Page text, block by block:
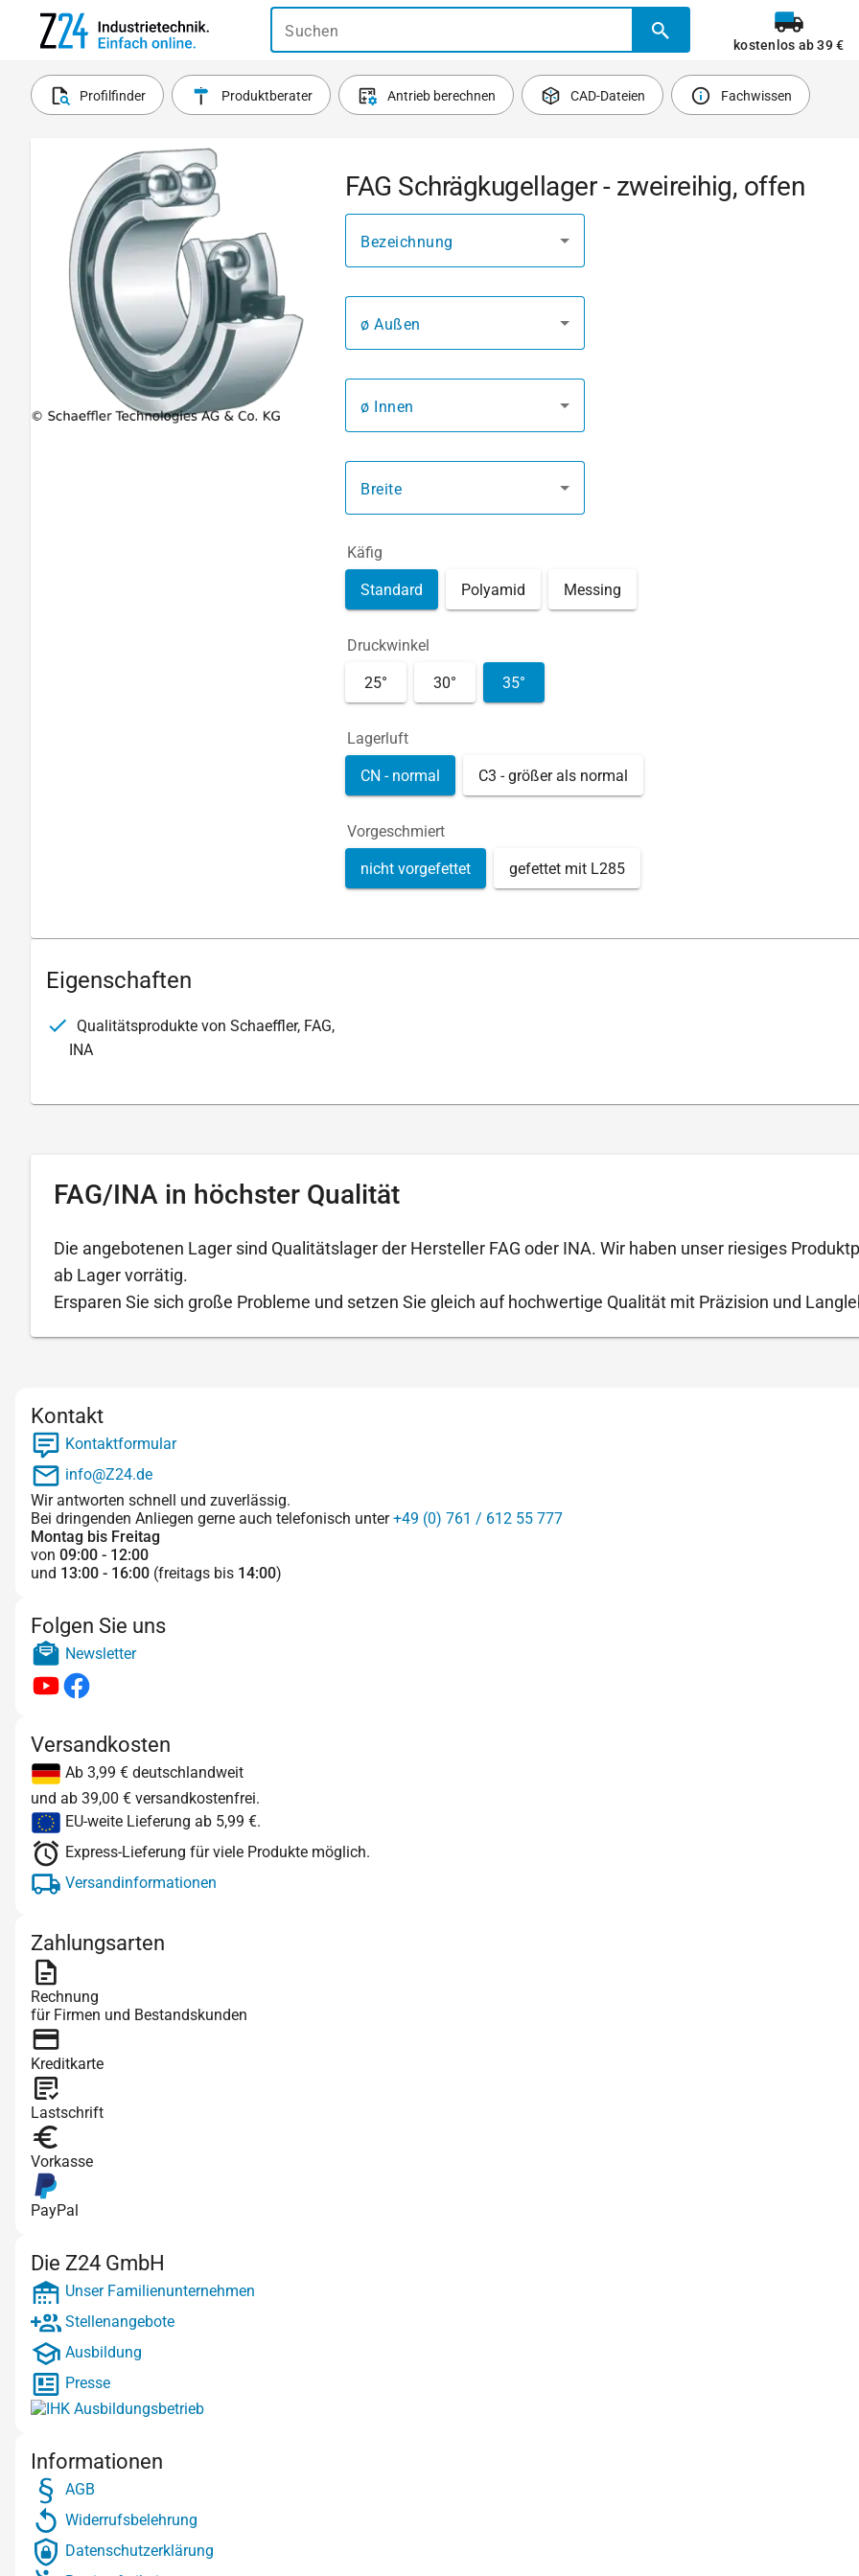
Suchen
kostenlos ab 39 €
Profilfinder Produktberater Antrieb berechnen CAD-Dateien Fachwissen
FAG Schrägkugellager - zweireihig, offen
Bezeichnung
ø Außen
ø Innen
Breite
Käfig
Standard Polyamid Messing
Druckwinkel
25° 30° 35°
Lagerluft
CN - normal C3 - größer als normal
Vorgeschmiert
nicht vorgefettet gefettet mit L285
Eigenschaften
Qualitätsprodukte von Schaeffler, FAG,
INA
FAG/INA in höchster Qualität
Die angebotenen Lager sind Qualitätslager der Hersteller FAG oder INA. Wir haben unser riesiges
ab Lager vorrätig.
Ersparen Sie sich große Probleme und setzen Sie gleich auf hochwertige Qualität mit Präzision und
Kontakt
Kontaktformular
info@Z24.de
Wir antworten schnell und zuverlässig.
Bei dringenden Anliegen gerne auch telefonisch unter+49 (0) 761 / 612 55 777
Montag bis Freitag
von 09:00 - 12:00
und 13:00 - 16:00 (freitags bis 14:00)
Folgen Sie uns
Newsletter
Versandkosten
Ab 3,99 € deutschlandweit
und ab 39,00 € versandkostenfrei.
EU-weite Lieferung ab 5,99 €.
Express-Lieferung für viele Produkte möglich.
Versandinformationen
Zahlungsarten
Rechnung
für Firmen und Bestandskunden
Kreditkarte
Lastschrift
Vorkasse
PayPal
Die Z24 GmbH
Unser Familienunternehmen
Stellenangebote
Ausbildung
Presse
Informationen
AGB
Widerrufsbelehrung
Datenschutzerklärung